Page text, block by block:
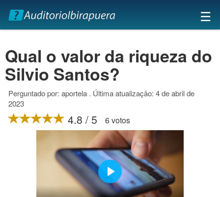
×
☰
Qual o valor da riqueza do
Silvio Santos?
Perguntado por: aportela . Última atualização: 4 de abril de
2023
4.8 / 5 6 votos
Play